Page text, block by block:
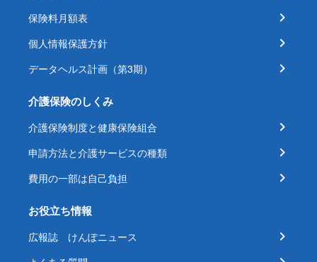
保険料月額表
個人情報保護方針
データヘルス計画（第3期）
介護保険のしくみ
介護保険制度と健康保険組合
申請方法と介護サービスの種類
費用の一部は自己負担
お役立ち情報
広報誌 けんぽニュース